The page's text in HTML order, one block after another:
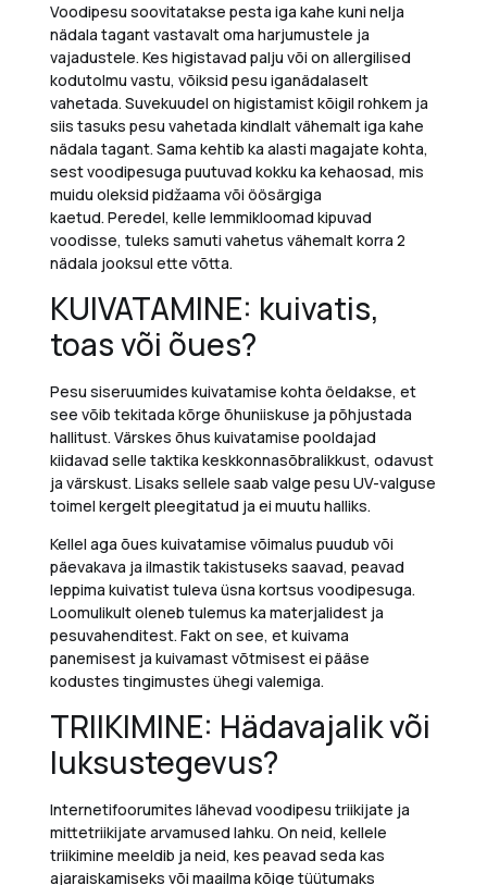
Voodipesu soovitatakse pesta iga kahe kuni nelja
nädala tagantvastavalt oma harjumustele ja
vajadustele. Kes higistavad palju või on allergilised
kodutolmu vastu, võiksid pesu iganädalaselt
vahetada. Suvekuudel on higistamistkõigil rohkem ja
siis tasuks pesu vahetada kindlalt vähemalt iga kahe
nädala tagant. Sama kehtib ka alasti magajate kohta,
sest voodipesuga puutuvad kokku ka kehaosad, mis
muidu oleksid pidžaama või öösärgiga
kaetud. Peredel, kelle lemmikloomad kipuvad
voodisse, tuleks samuti vahetus vähemalt korra 2
nädala jooksul ette võtta.
KUIVATAMINE: kuivatis,
toas või õues?
Pesu siseruumides kuivatamise kohta öeldakse, et
see võib tekitada kõrge õhuniiskuse ja põhjustada
hallitust. Värskes õhus kuivatamise pooldajad
kiidavad selle taktika keskkonnasõbralikkust, odavust
ja värskust. Lisaks sellele saab valge pesu UV-valguse
toimel kergelt pleegitatud ja ei muutu halliks.
Kellel aga õues kuivatamise võimalus puudub või
päevakava ja ilmastik takistuseks saavad, peavad
leppima kuivatist tuleva üsna kortsus voodipesuga.
Loomulikult oleneb tulemus ka materjalidest ja
pesuvahenditest. Fakt on see, et kuivama
panemisest ja kuivamast võtmisest ei pääse
kodustes tingimustes ühegi valemiga.
TRIIKIMINE: Hädavajalik või
luksustegevus?
Internetifoorumites lähevad voodipesu triikijate ja
mittetriikijate arvamused lahku. On neid, kellele
triikimine meeldib ja neid, kes peavad seda kas
ajaraiskamiseks või maailma kõige tüütumaks